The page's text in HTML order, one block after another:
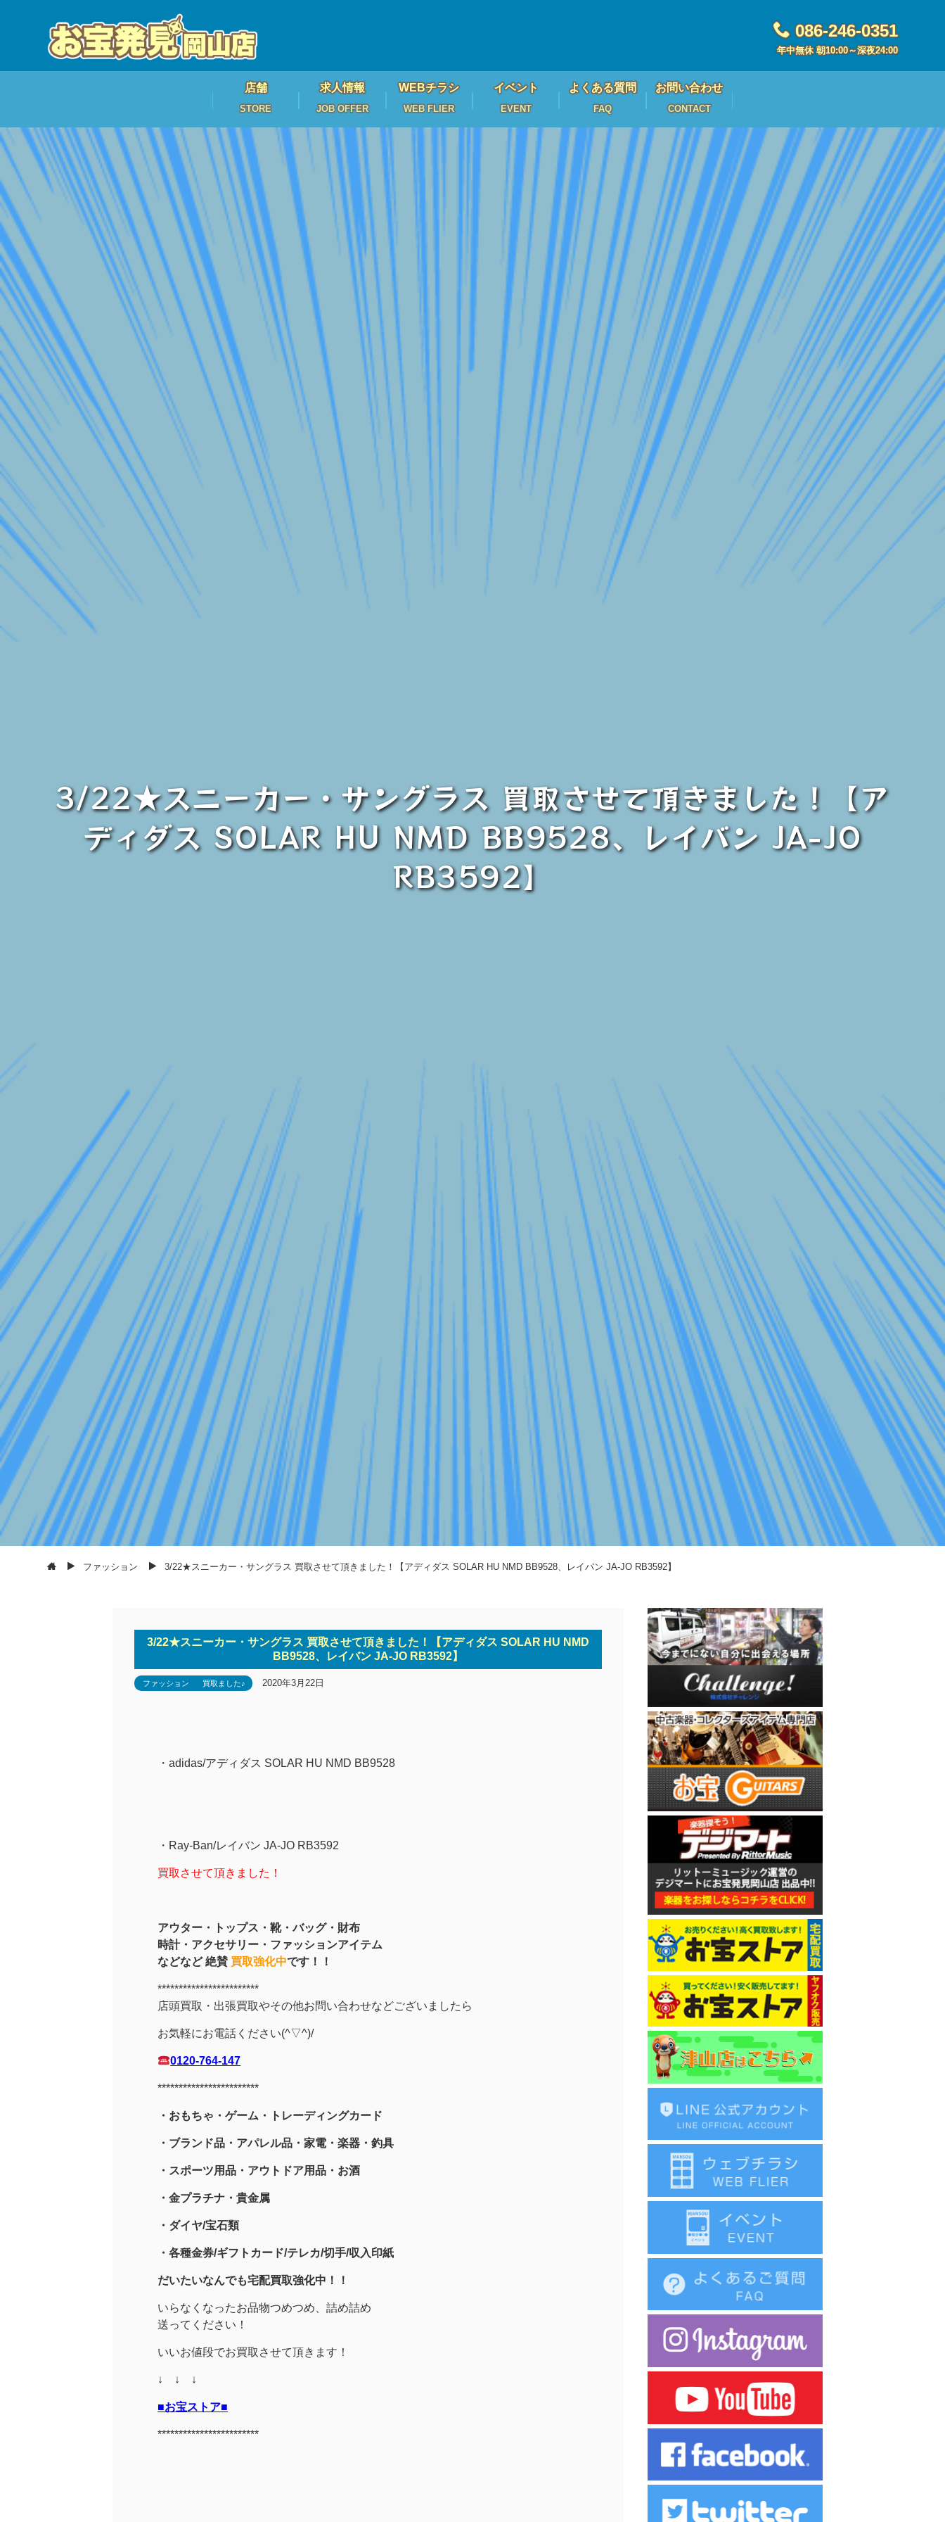
086-246-0351
年中無休 朝10:00～深夜24:00
店舗
STORE
求人情報
JOB OFFER
WEBチラシ
WEB FLIER
イベント
EVENT
よくある質問
FAQ
お問い合わせ
CONTACT
3/22★スニーカー・サングラス 買取させて頂きました！【ア
ディダス SOLAR HU NMD BB9528、レイバン JA-JO
RB3592】
ファッション 3/22★スニーカー・サングラス 買取させて頂きました！【アディダス SOLAR HU NMD BB9528、レイバン JA-JO RB3592】
3/22★スニーカー・サングラス 買取させて頂きました！【アディダス SOLAR HU NMD
BB9528、レイバン JA-JO RB3592】
ファッション 買取ました♪ 2020年3月22日
・adidas/アディダス SOLAR HU NMD BB9528
・Ray-Ban/レイバン JA-JO RB3592
買取させて頂きました！
アウター・トップス・靴・バッグ・財布
時計・アクセサリー・ファッションアイテム
などなど 絶賛 買取強化中です！！
************************
店頭買取・出張買取やその他お問い合わせなどございましたら
お気軽にお電話ください(^▽^)/
0120-764-147
************************
・おもちゃ・ゲーム・トレーディングカード
・ブランド品・アパレル品・家電・楽器・釣具
・スポーツ用品 ・アウトドア用品・お酒
・金プラチナ・貴金属
・ ダイヤ/宝石類
・各種金券/ギフトカード/テレカ/切手/収入印紙
だいたいなんでも宅配買取強化中！！
いらなくなったお品物つめつめ、詰め詰め
送ってください！
いいお値段でお買取させて頂きます！
↓ ↓ ↓
■お宝ストア■
************************